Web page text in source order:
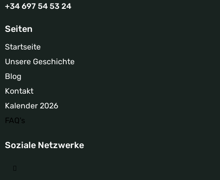
+34 697 54 53 24
Seiten
Startseite
Unsere Geschichte
Blog
Kontakt
Kalender 2026
FAQ's
Soziale Netzwerke